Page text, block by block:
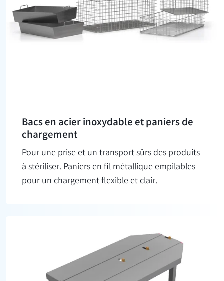
Bacs en acier inoxydable et paniers de
chargement
Pour une prise et un transport sûrs des produits
à stériliser. Paniers en fil métallique empilables
pour un chargement flexible et clair.